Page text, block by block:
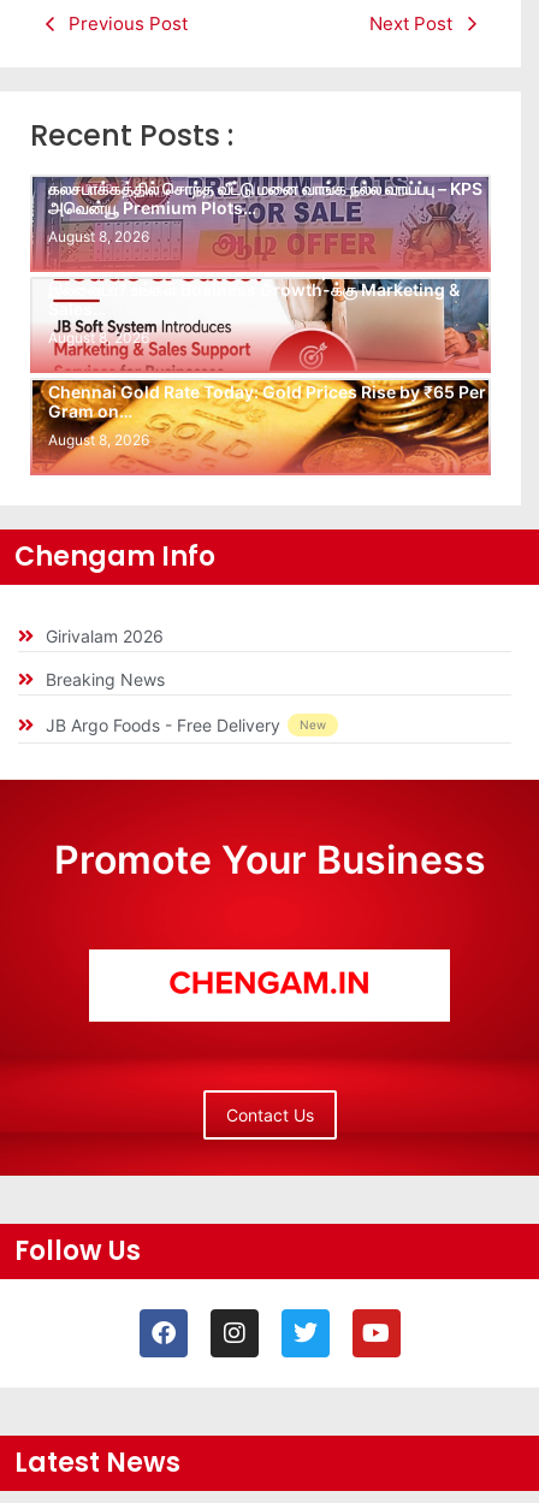
Previous Post Next Post
Recent Posts :
கலசபாக்கத்தில் சொந்த வீட்டு மனை வாங்க நல்ல வாய்ப்பு – KPS
அவென்யூ Premium Plots…
August 8, 2026
Leads கிடைக்கவில்லையா? Follow-up செய்ய Team
இல்லையா? உங்கள் Business Growth-க்கு Marketing &
Sales…
August 8, 2026
Chennai Gold Rate Today: Gold Prices Rise by ₹65 Per
Gram on…
August 8, 2026
Chengam Info
Girivalam 2026
Breaking News
JB Argo Foods - Free Delivery New
Promote Your Business
Contact Us
Follow Us
Latest News